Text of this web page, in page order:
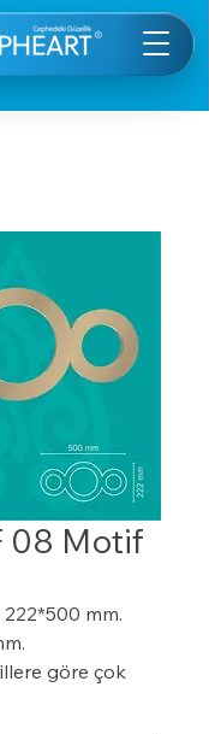
08 Motif
222*500 mm.
göre çok